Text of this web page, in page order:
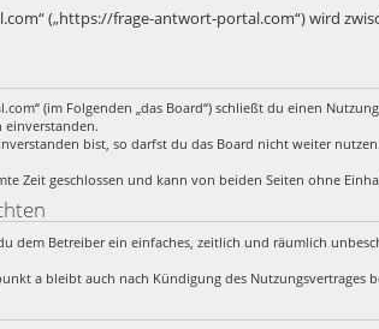
(„https://frage-antwort-portal.com“) wird
(im Folgenden „das Board“) schließt du einen
einverstanden.
bist, so darfst du das Board nicht weiter
Zeit geschlossen und kann von beiden Seiten ohne
dem Betreiber ein einfaches, zeitlich und räumlich
a bleibt auch nach Kündigung des Nutzungsvertrages